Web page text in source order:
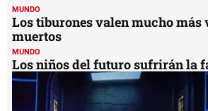
1
minute,
16
seconds
MUNDO
Los tiburones valen mucho más
muertos
MUNDO
Los niños del futuro sufrirán la